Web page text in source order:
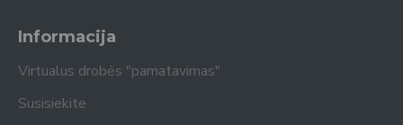
Informacija
Virtualus drobės "pamatavimas"
Susisiekite